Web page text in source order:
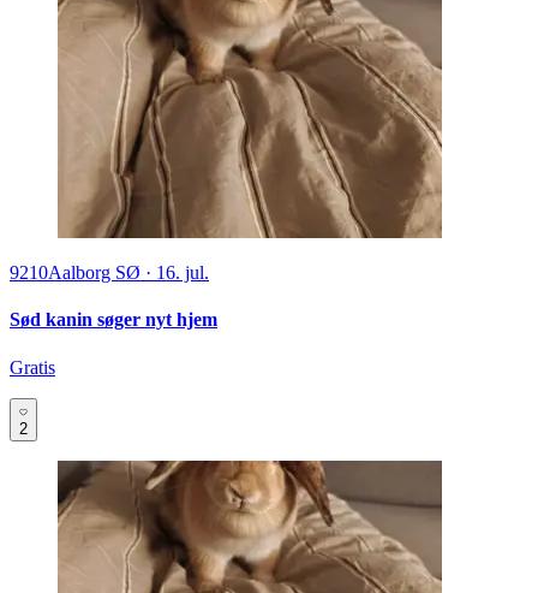
9210Aalborg SØ · 16. jul.
Sød kanin søger nyt hjem
Gratis
2